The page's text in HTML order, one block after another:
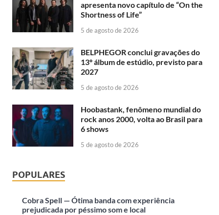
apresenta novo capítulo de “On the
Shortness of Life”
5 de agosto de 2026
BELPHEGOR conclui gravações do
13º álbum de estúdio, previsto para
2027
5 de agosto de 2026
Hoobastank, fenômeno mundial do
rock anos 2000, volta ao Brasil para
6 shows
5 de agosto de 2026
POPULARES
Cobra Spell — Ótima banda com experiência
prejudicada por péssimo som e local